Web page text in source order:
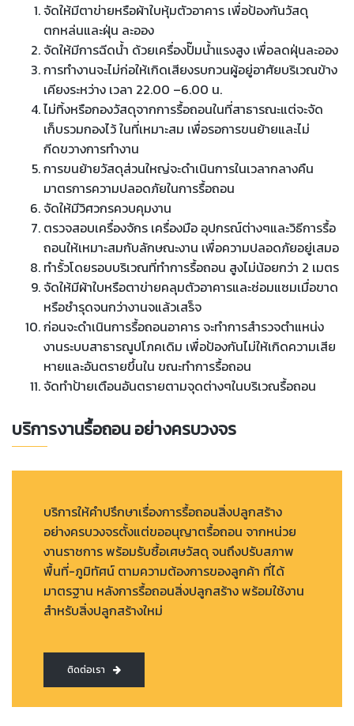
จัดให้มีตาข่ายหรือผ้าใบหุ้มตัวอาคาร เพื่อป้องกันวัสดุ
ตกหล่นและฝุ่น ละออง
จัดให้มีการฉีดน้ำ ด้วยเครื่องปั๊มน้ำแรงสูง เพื่อลดฝุ่นละออง
การทำงานจะไม่ก่อให้เกิดเสียงรบกวนผู้อยู่อาศัยบริเวณข้าง
เคียงระหว่าง เวลา 22.00 –6.00 น.
ไม่ทิ้งหรือกองวัสดุจากการรื้อถอนในที่สาธารณะแต่จะจัด
เก็บรวมกองไว้ ในที่เหมาะสม เพื่อรอการขนย้ายและไม่
กีดขวางการทำงาน
การขนย้ายวัสดุส่วนใหญ่จะดำเนินการในเวลากลางคืน
มาตรการความปลอดภัยในการรื้อถอน
จัดให้มีวิศวกรควบคุมงาน
ตรวจสอบเครื่องจักร เครื่องมือ อุปกรณ์ต่างๆและวิธีการรื้อ
ถอนให้เหมาะสมกับลักษณะงาน เพื่อความปลอดภัยอยู่เสมอ
ทำรั้วโดยรอบบริเวณที่ทำการรื้อถอน สูงไม่น้อยกว่า 2 เมตร
จัดให้มีผ้าใบหรือตาข่ายคลุมตัวอาคารและซ่อมแซมเมื่อขาด
หรือชำรุดจนกว่างานจแล้วเสร็จ
ก่อนจะดำเนินการรื้อถอนอาคาร จะทำการสำรวจตำแหน่ง
งานระบบสาธารณูปโภคเดิม เพื่อป้องกันไม่ให้เกิดความเสีย
หายและอันตรายขึ้นใน ขณะทำการรื้อถอน
จัดทำป้ายเตือนอันตรายตามจุดต่างๆในบริเวณรื้อถอน
บริการงานรื้อถอน อย่างครบวงจร
บริการให้คำปรึกษาเรื่องการรื้อถอนสิ่งปลูกสร้าง
อย่างครบวงจรตั้งแต่ขออนุญาตรื้อถอน จากหน่วย
งานราชการ พร้อมรับซื้อเศษวัสดุ จนถึงปรับสภาพ
พื้นที่-ภูมิทัศน์ ตามความต้องการของลูกค้า ที่ได้
มาตรฐาน หลังการรื้อถอนสิ่งปลูกสร้าง พร้อมใช้งาน
สำหรับสิ่งปลูกสร้างใหม่
ติดต่อเรา